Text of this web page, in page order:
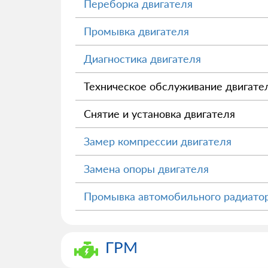
Переборка двигателя
Промывка двигателя
Диагностика двигателя
Техническое обслуживание
Снятие и установка двигателя
Замер компрессии двигателя
Замена опоры двигателя
Промывка автомобильного
ГРМ